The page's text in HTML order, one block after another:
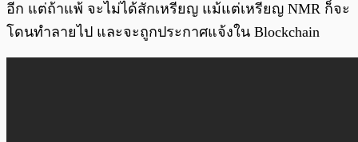
อีก แต่ถ้าแพ้ จะไม่ได้สักเหรียญ แม้แต่เหรียญ NMR ก็จะ
โดนทำลายไป และจะถูกประกาศแจ้งใน Blockchain